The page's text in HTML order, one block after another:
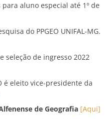
aluno especial até 1º de
do PPGEO UNIFAL-MG.
seleção de ingresso 2022
é eleito vice-presidente da
de Geografia [Aqui]